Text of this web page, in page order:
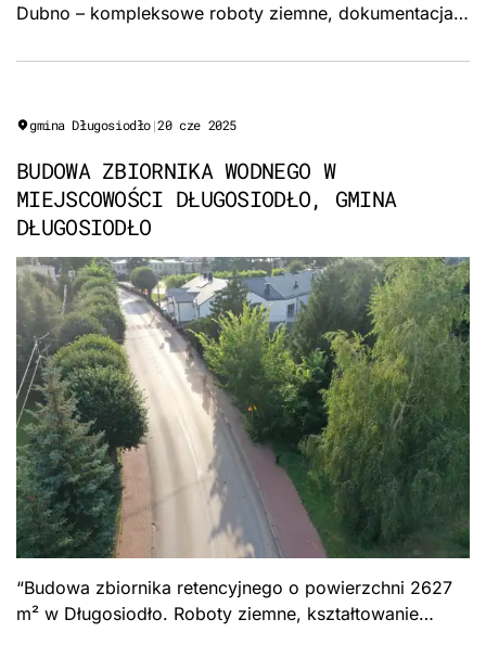
Dubno – kompleksowe roboty ziemne, dokumentacja
wybuduj", Gmina Boćki.
gmina Długosiodło|20 cze 2025
BUDOWA ZBIORNIKA WODNEGO W
MIEJSCOWOŚCI DŁUGOSIODŁO, GMINA
DŁUGOSIODŁO
“Budowa zbiornika retencyjnego o powierzchni 2627
m² w Długosiodło. Roboty ziemne, kształtowanie